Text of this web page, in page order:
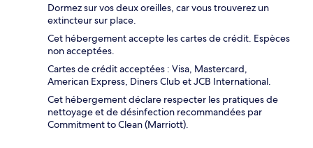
Dormez sur vos deux oreilles, car vous trouverez un
extincteur sur place.
Cet hébergement accepte les cartes de crédit. Espèces
non acceptées.
Cartes de crédit acceptées : Visa, Mastercard,
American Express, Diners Club et JCB International.
Cet hébergement déclare respecter les pratiques de
nettoyage et de désinfection recommandées par
Commitment to Clean (Marriott).